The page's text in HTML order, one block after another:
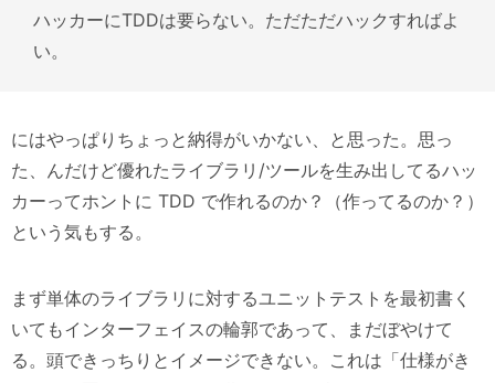
ハッカーにTDDは要らない。ただただハックすればよ
い。
にはやっぱりちょっと納得がいかない、と思った。思っ
た、んだけど優れたライブラリ/ツールを生み出してるハッ
カーってホントに TDD で作れるのか？（作ってるのか？）
という気もする。
まず単体のライブラリに対するユニットテストを最初書く
いてもインターフェイスの輪郭であって、まだぼやけて
る。頭できっちりとイメージできない。これは「仕様がき